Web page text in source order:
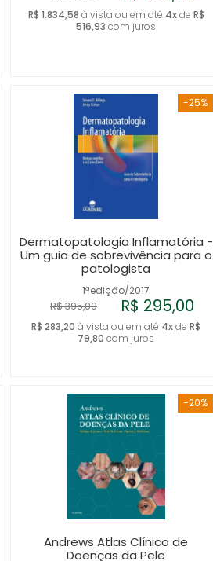
R$ 1.834,58 à vista ou em até 4xde R$
516,93 com juros
-25%
1ªedição/2017
Dermatopatologia Inflamatória -
Um guia de sobrevivência para o
patologista
R$ 395,00 R$ 295,00
R$ 283,20 à vista ou em até 4xde R$
79,80 com juros
-20%
Andrews Atlas Clínico de
Doenças da Pele